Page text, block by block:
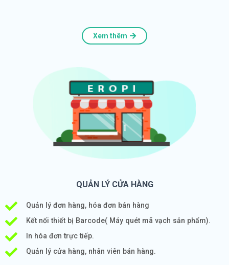
Xem thêm
QUẢN LÝ CỬA HÀNG
Quản lý đơn hàng, hóa đơn bán hàng
Kết nối thiết bị Barcode( Máy quét mã vạch sản phẩm).
In hóa đơn trực tiếp.
Quản lý cửa hàng, nhân viên bán hàng.